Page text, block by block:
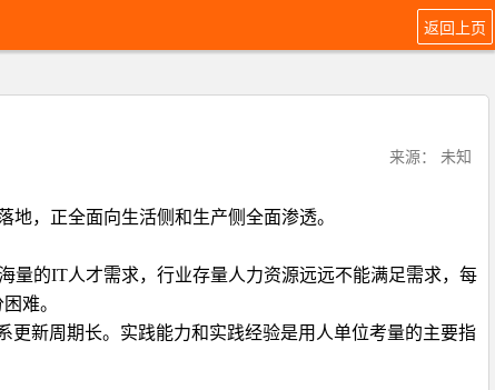
返回上页
来源： 未知
，正全面向生活侧和生产侧全面渗透。
量的IT人才需求，行业存量人力资源远远不能满足需求，每
难。
新周期长。实践能力和实践经验是用人单位考量的主要指